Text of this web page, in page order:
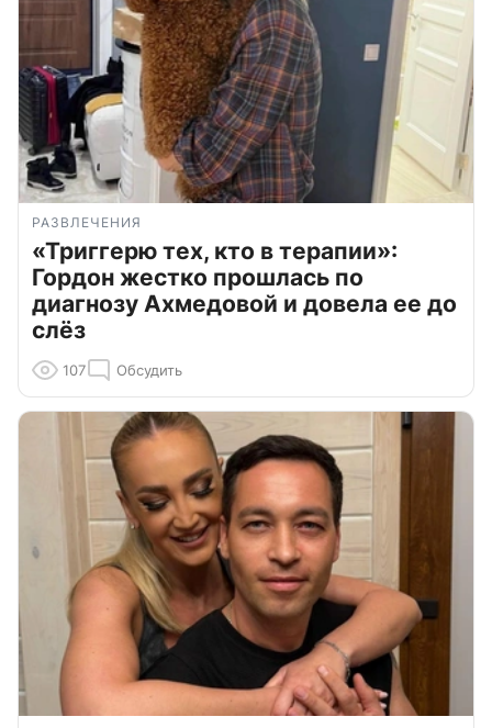
РАЗВЛЕЧЕНИЯ
«Триггерю тех, кто в терапии»:
Гордон жестко прошлась по
диагнозу Ахмедовой и довела ее до
слёз
107 Обсудить